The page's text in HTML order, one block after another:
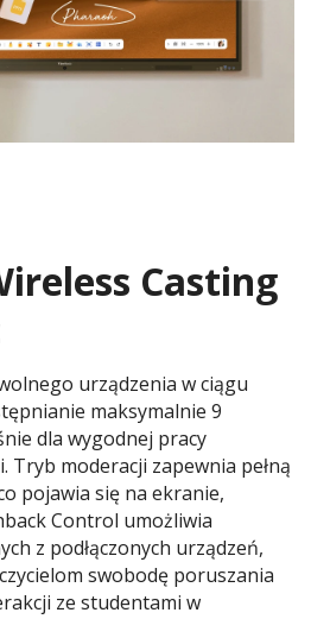
Casting
urządzenia w ciągu
maksymalnie 9
dla wygodnej pracy
Tryb moderacji zapewnia pełną
pojawia się na ekranie,
Control umożliwia
z podłączonych urządzeń,
swobodę poruszania
ze studentami w